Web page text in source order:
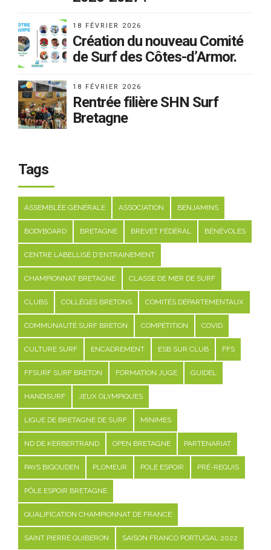
18 FÉVRIER 2026
Création du nouveau Comité
de Surf des Côtes-d’Armor.
18 FÉVRIER 2026
Rentrée filière SHN Surf
Bretagne
Tags
ASSEMBLÉE GÉNÉRALE ASSOCIATION BENJAMINS
BODYBOARD BRETAGNE BREVET FÉDÉRAL BÉNÉVOLES
CENTRE LABELLISÉ D'ENTRAINEMENT
CHAMPIONNAT BRETAGNE CLASSE DE MER DE SURF
CLUBS COLLÈGES BRETONS COMITÉS DÉPARTEMENTAUX
COMMUNAUTÉ SURF BRETON COMPÉTITION COVID
CULTURE SURF ENCADREMENT ESB SUR CLUB FFS
FFSURF SURF BRETON FORMATION JUGE GUIDEL
HANDISURF JEUX OLYMPIQUES
LIGUE DE BRETAGNE DE SURF MINIMES
ND DE KERBERTRAND OPEN BRETAGNE PARTENARIAT
PAYS BIGOUDEN PLOMEUR POLE ESPOIR PRÉ-REQUIS
PÔLE ESPOIR BRETAGNE
QUALIFICATION CHAMPIONNAT DE FRANCE
SAINT PIERRE QUIBERON SAISON FRANCO PORTUGAL 2022